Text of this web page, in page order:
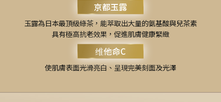
京都玉露
玉露為日本最頂級綠茶，能萃取出大量的氨基酸與兒茶素
具有極高抗老效果，促進肌膚健康緊緻
维他命C
使肌膚表面光滑亮白、呈現完美刻面及光澤